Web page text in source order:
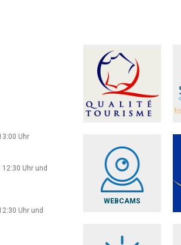
Uhr
Uhr und
Uhr und
WEBCAMS